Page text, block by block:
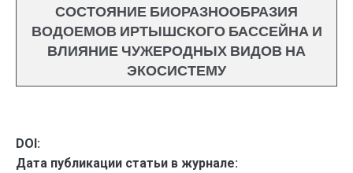
СОСТОЯНИЕ БИОРАЗНООБРАЗИЯ
ВОДОЕМОВ ИРТЫШСКОГО БАССЕЙНА И
ВЛИЯНИЕ ЧУЖЕРОДНЫХ ВИДОВ НА
ЭКОСИСТЕМУ
DOI:
Дата публикации статьи в журнале: